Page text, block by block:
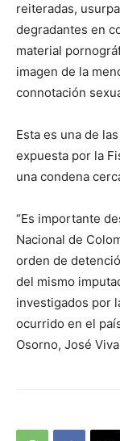
reiteradas,
degradantes en
material
imagen de la
connotación
Esta es una de
expuesta por la
una condena
“Es importante
Nacional de
orden de
del mismo
investigados por
ocurrido en el
Osorno, José